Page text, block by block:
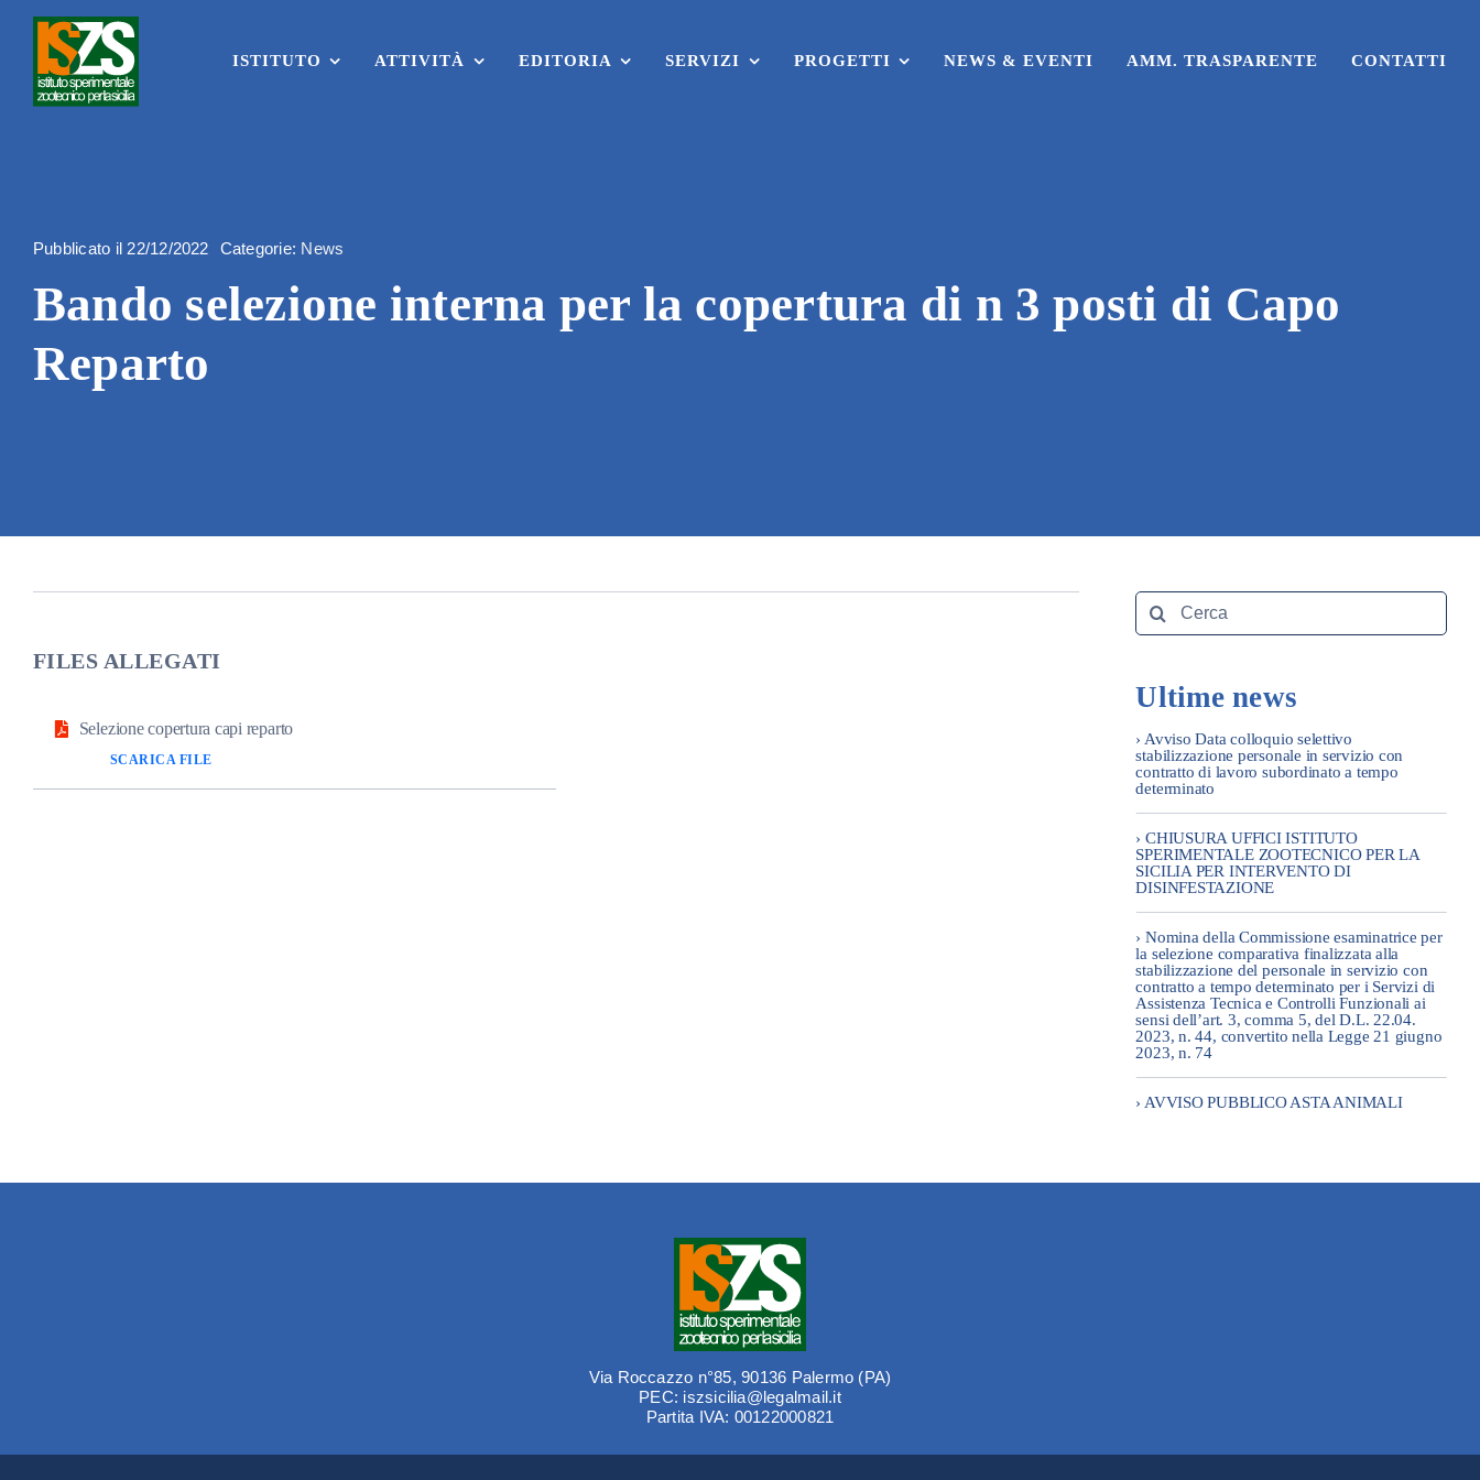
content
ISTITUTO ATTIVITÀ EDITORIA SERVIZI PROGETTI NEWS & EVENTI AMM. TRASPARENTE CONTATTI
Pubblicato il 22/12/2022 Categorie: News
Bando selezione interna per la copertura di n 3 posti di Capo
Reparto
FILES ALLEGATI
Selezione copertura capi reparto
SCARICA FILE
Search
for:
Ultime news
› Avviso Data colloquio selettivo
stabilizzazione personale in servizio con
contratto di lavoro subordinato a tempo
determinato
› CHIUSURA UFFICI ISTITUTO
SPERIMENTALE ZOOTECNICO PER LA
SICILIA PER INTERVENTO DI
DISINFESTAZIONE
› Nomina della Commissione esaminatrice per
la selezione comparativa finalizzata alla
stabilizzazione del personale in servizio con
contratto a tempo determinato per i Servizi di
Assistenza Tecnica e Controlli Funzionali ai
sensi dell’art. 3, comma 5, del D.L. 22.04.
2023, n. 44, convertito nella Legge 21 giugno
2023, n. 74
› AVVISO PUBBLICO ASTA ANIMALI
Via Roccazzo n°85, 90136 Palermo (PA)
PEC: iszsicilia@legalmail.it
Partita IVA: 00122000821